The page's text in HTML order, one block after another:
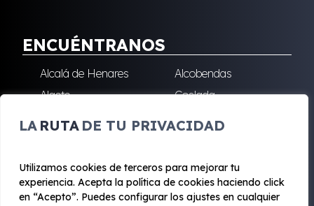
LA RUTA DE TU PRIVACIDAD
Utilizamos cookies de terceros para mejorar tu
experiencia. Acepta la política de cookies haciendo click
en “Acepto”. Puedes configurar los ajustes en cualquier
ENCUÉNTRANOS
Alcalá de Henares
Alcobendas
Algete
Coslada
Reyes